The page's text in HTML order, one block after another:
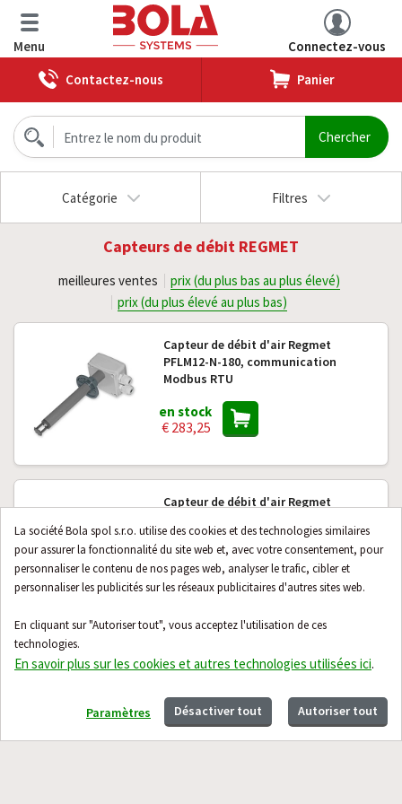
La société Bola spol s.r.o. utilise des cookies et des technologies similaires
pour assurer la fonctionnalité du site web et, avec votre consentement, pour
personnaliser le contenu de nos pages web, analyser le trafic, cibler et
personnaliser les publicités sur les réseaux publicitaires d'autres sites web.
En cliquant sur "Autoriser tout", vous acceptez l'utilisation de ces
technologies.
En savoir plus sur les cookies et autres technologies utilisées ici.
Paramètres Désactiver tout Autoriser tout
Menu
Connectez-vous
Contactez-nous
Panier
Catégorie Filtres
Capteurs de débit REGMET
meilleures ventes
prix (du plus bas au plus élevé)
prix (du plus élevé au plus bas)
Capteur de débit d'air Regmet
PFLM12-N-180, communication
Modbus RTU
en stock
€ 283,25
Capteur de débit d'air Regmet
0...10 V ou 4...20 mA
Sur demande
€ 254,68
Contact À propos